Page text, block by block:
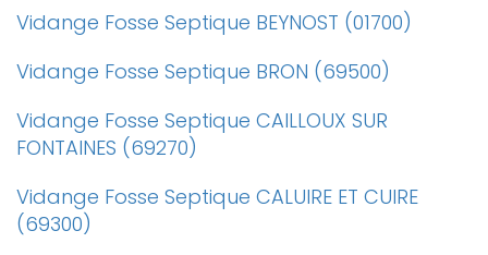
Vidange Fosse Septique BEYNOST (01700)
Vidange Fosse Septique BRON (69500)
Vidange Fosse Septique CAILLOUX SUR
FONTAINES (69270)
Vidange Fosse Septique CALUIRE ET CUIRE
(69300)